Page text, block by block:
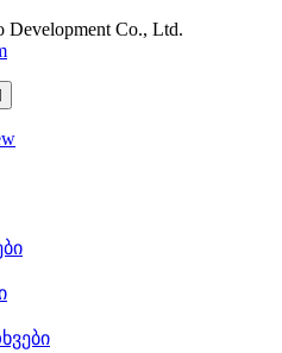
Development Co., Ltd.